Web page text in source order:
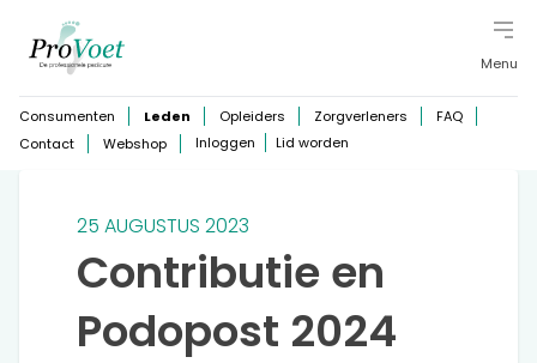
Menu
Consumenten Leden Opleiders Zorgverleners
FAQ
Contact
Webshop Inloggen Lid worden
25 AUGUSTUS 2023
Contributie en
Podopost 2024